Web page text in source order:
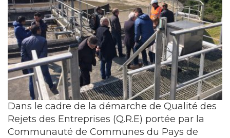
Dans le cadre de la démarche de Qualité des
Rejets des Entreprises (Q.R.E) portée par la
Communauté de Communes du Pays de